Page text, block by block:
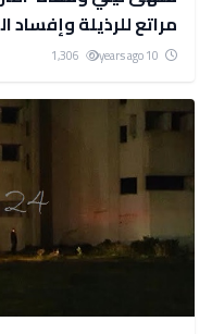
مراتع للرذيلة وإفساد